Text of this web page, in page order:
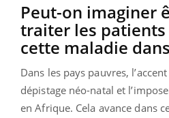
Peut-on imaginer
traiter les
cette maladie
Dans les pays pauvres,
dépistage néo-natal et
en Afrique. Cela avance dans